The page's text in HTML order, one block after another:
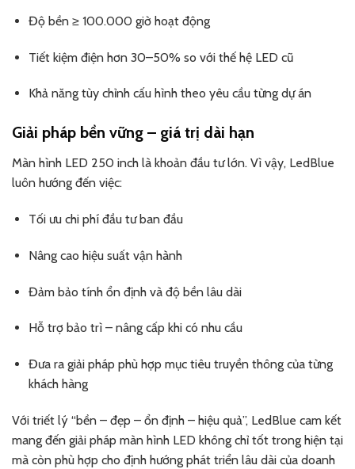
Độ bền ≥ 100.000 giờ hoạt động
Tiết kiệm điện hơn 30–50% so với thế hệ LED cũ
Khả năng tùy chỉnh cấu hình theo yêu cầu từng dự án
Giải pháp bền vững – giá trị dài hạn
Màn hình LED 250 inch là khoản đầu tư lớn. Vì vậy, LedBlue
luôn hướng đến việc:
Tối ưu chi phí đầu tư ban đầu
Nâng cao hiệu suất vận hành
Đảm bảo tính ổn định và độ bền lâu dài
Hỗ trợ bảo trì – nâng cấp khi có nhu cầu
Đưa ra giải pháp phù hợp mục tiêu truyền thông của từng
khách hàng
Với triết lý “bền – đẹp – ổn định – hiệu quả”, LedBlue cam kết
mang đến giải pháp màn hình LED không chỉ tốt trong hiện tại
mà còn phù hợp cho định hướng phát triển lâu dài của doanh